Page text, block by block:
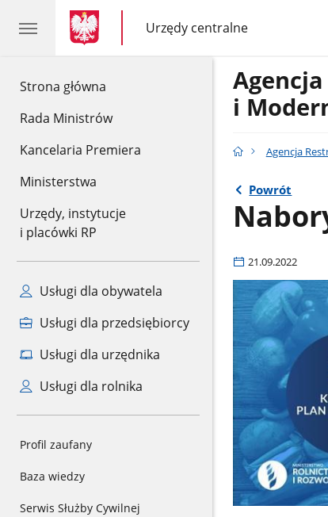
Strona główna
Rada Ministrów
Kancelaria Premiera
Ministerstwa
Urzędy, instytucje
i placówki RP
Usługi dla obywatela
Usługi dla przedsiębiorcy
Usługi dla urzędnika
Usługi dla rolnika
Profil zaufany
Baza wiedzy
Serwis Służby Cywilnej
gov.pl
gov.pl
Urzędy centralne
gov.pl
Urzędy
centralne
i
Agencja
Powrót
21.09.2022